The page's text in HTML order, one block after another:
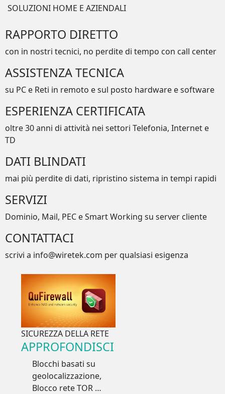
SOLUZIONI HOME E AZIENDALI
RAPPORTO DIRETTO
con in nostri tecnici, no perdite di tempo con call center
ASSISTENZA TECNICA
su PC e Reti in remoto e sul posto hardware e software
ESPERIENZA CERTIFICATA
oltre 30 anni di attività nei settori Telefonia, Internet e
TD
DATI BLINDATI
mai più perdite di dati, ripristino sistema in tempi rapidi
SERVIZI
Dominio, Mail, PEC e Smart Working su server cliente
CONTATTACI
scrivi a info@wiretek.com per qualsiasi esigenza
SICUREZZA DELLA RETE
APPROFONDISCI
Blocchi basati su
geolocalizzazione,
Blocco rete TOR e